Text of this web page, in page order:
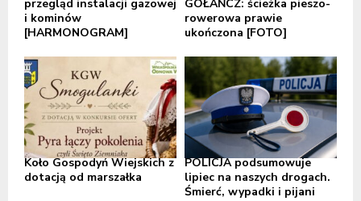
przegląd instalacji gazowej
i kominów
[HARMONOGRAM]
GOŁAŃCZ: ścieżka pieszo-
rowerowa prawie
ukończona [FOTO]
Koło Gospodyń Wiejskich z
dotacją od marszałka
POLICJA podsumowuje
lipiec na naszych drogach.
Śmierć, wypadki i pijani